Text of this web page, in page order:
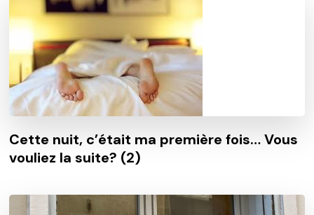
Cette nuit, c’était ma première fois… Vous
vouliez la suite? (2)